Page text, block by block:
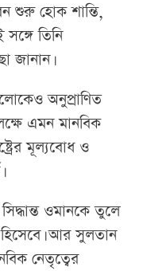
শুরু হোক শান্তি,
তিনি
জানান।
অনুপ্রাণিত
এমন মানবিক
মূল্যবোধ ও
ওমানকে তুলে
হিসেবে। আর সুলতান
নেতৃত্বের